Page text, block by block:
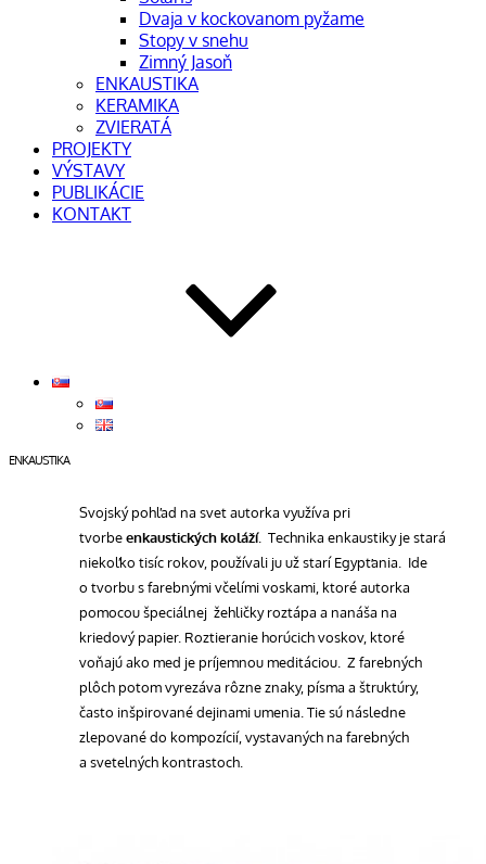
Dvaja v kockovanom pyžame
Stopy v snehu
Zimný Jasoň
ENKAUSTIKA
KERAMIKA
ZVIERATÁ
PROJEKTY
VÝSTAVY
PUBLIKÁCIE
KONTAKT
ENKAUSTIKA
Svojský pohľad na svet autorka využíva pri
tvorbeenkaustických koláží. Technika enkaustiky je stará
niekoľko tisíc rokov, používali ju už starí Egypťania. Ide
o tvorbu s farebnými včelími voskami, ktoré autorka
pomocou špeciálnej žehličky roztápa a nanáša na
kriedový papier. Roztieranie horúcich voskov, ktoré
voňajú ako med je príjemnou meditáciou. Z farebných
plôch potom vyrezáva rôzne znaky, písma a štruktúry,
často inšpirované dejinami umenia. Tie sú následne
zlepované do kompozícií, vystavaných na farebných
a svetelných kontrastoch.